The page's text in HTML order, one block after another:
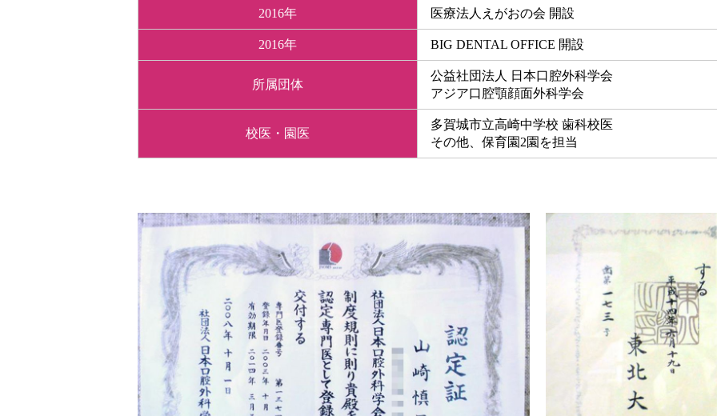
2016年 医療法人えがおの会 開設
2016年 BIG DENTAL OFFICE 開設
所属団体
公益社団法人 日本口腔外科学会
アジア口腔顎顔面外科学会
校医・園医
多賀城市立高崎中学校 歯科校医
その他、保育園2園を担当